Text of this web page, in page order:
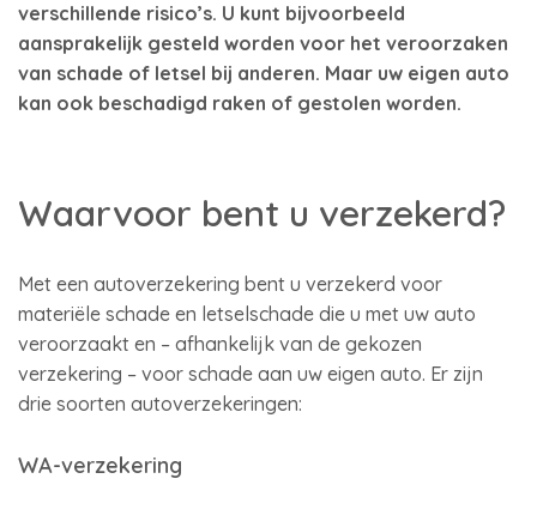
verschillende risico’s. U kunt bijvoorbeeld
aansprakelijk gesteld worden voor het veroorzaken
van schade of letsel bij anderen. Maar uw eigen auto
kan ook beschadigd raken of gestolen worden.
Waarvoor bent u verzekerd?
Met een autoverzekering bent u verzekerd voor
materiële schade en letselschade die u met uw auto
veroorzaakt en – afhankelijk van de gekozen
verzekering – voor schade aan uw eigen auto. Er zijn
drie soorten autoverzekeringen:
WA-verzekering